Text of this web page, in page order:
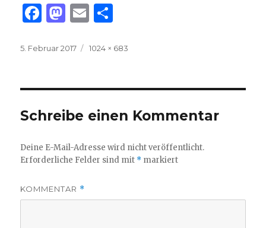
F
c
b
o
o
k
M
to
o
n
E
ai le
Veröffentlicht
5. Februar 2017
Volle
1024 × 683
Schreibe einen Kommentar
Deine E-Mail-Adresse wird nicht veröffentlicht.
Erforderliche Felder sind mit * markiert
KOMMENTAR *